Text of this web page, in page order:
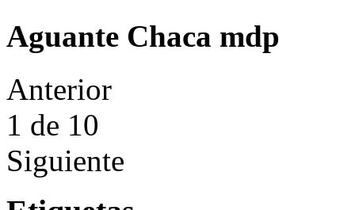
Aguante Chaca mdp
Anterior
1 de 10
Siguiente